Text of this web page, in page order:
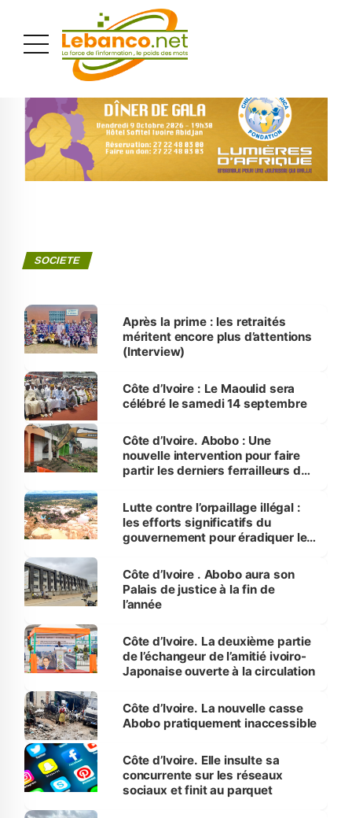
SOCIETE
Après la prime : les retraités
méritent encore plus d’attentions
(Interview)
Côte d’Ivoire : Le Maoulid sera
célébré le samedi 14 septembre
Côte d’Ivoire. Abobo : Une
nouvelle intervention pour faire
partir les derniers ferrailleurs de
Lutte contre l’orpaillage illégal :
les efforts significatifs du
gouvernement pour éradiquer le
Côte d’Ivoire . Abobo aura son
Palais de justice à la fin de
l’année
Côte d’Ivoire. La deuxième partie
de l’échangeur de l’amitié ivoiro-
Japonaise ouverte à la circulation
Côte d’Ivoire. La nouvelle casse
Abobo pratiquement inaccessible
Côte d’Ivoire. Elle insulte sa
concurrente sur les réseaux
sociaux et finit au parquet